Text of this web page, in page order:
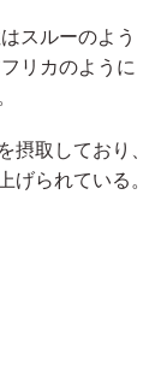
スルーのよう
リカのように
摂取しており、
げられている。